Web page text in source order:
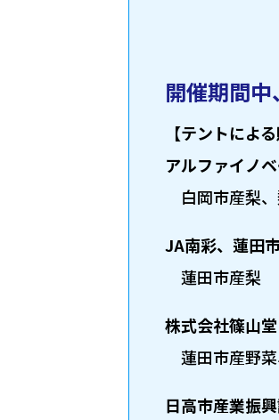
開催期間中、
【テントによる
アルファイノ
白岡市産梨
JA南彩、蓮田
蓮田市産梨
株式会社篠山
蓮田市産野
日高市産業振